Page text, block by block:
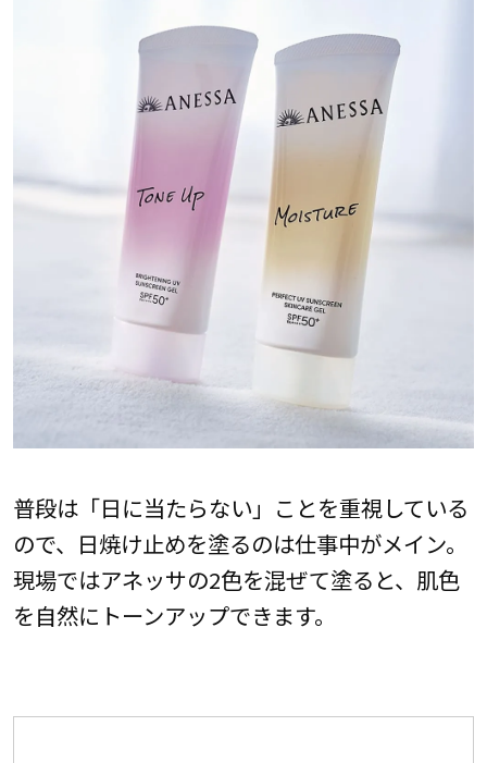
普段は「日に当たらない」ことを重視している
ので、日焼け止めを塗るのは仕事中がメイン。
現場ではアネッサの2色を混ぜて塗ると、肌色
を自然にトーンアップできます。